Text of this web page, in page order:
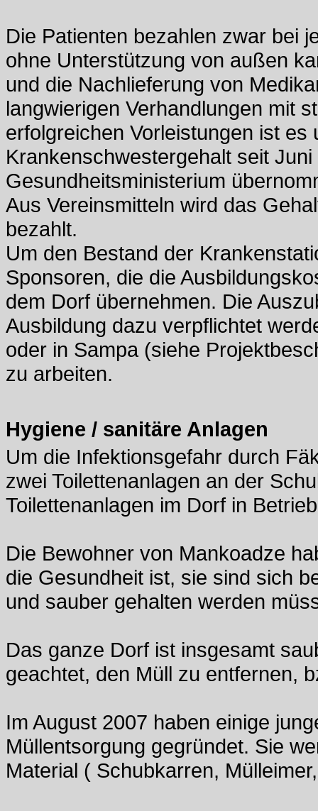
Die Patienten bezahlen zwar bei
ohne Unterstützung von außen
und die Nachlieferung von
langwierigen Verhandlungen mit
erfolgreichen Vorleistungen ist
Krankenschwestergehalt seit
Gesundheitsministerium
Aus Vereinsmitteln wird das
bezahlt.
Um den Bestand der
Sponsoren, die die
dem Dorf übernehmen. Die
Ausbildung dazu verpflichtet
oder in Sampa (siehe
zu arbeiten.
Hygiene / sanitäre Anlagen
Um die Infektionsgefahr durch
zwei Toilettenanlagen an der
Toilettenanlagen im Dorf in
Die Bewohner von Mankoadze
die Gesundheit ist, sie sind sich
und sauber gehalten werden
Das ganze Dorf ist insgesamt
geachtet, den Müll zu entfernen,
Im August 2007 haben einige
Müllentsorgung gegründet. Sie
Material ( Schubkarren,